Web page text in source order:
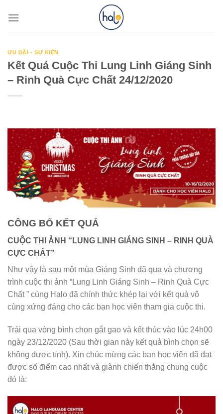
ƯU ĐÃI - SỰ KIỆN
Kết Quả Cuộc Thi Lung Linh Giáng Sinh
– Rinh Quà Cực Chất 24/12/2020
CÔNG BỐ KẾT QUẢ
CUỘC THI ẢNH “LUNG LINH GIÁNG SINH – RINH QUÀ
CỰC CHẤT”
Như vậy là sau một mùa Giáng Sinh đã qua và chương
trình cuộc thi ảnh “Lung Linh Giáng Sinh – Rinh Quà Cực
Chất ” cùng Halo đã chính thức khép lại với kết quả vô
cùng xứng đáng cho các bạn học viên tham gia cuộc thi.
Trải qua vòng bình chọn gắt gao và kết thúc vào lúc 24h00
ngày 23/12/2020 (Sau thời gian này kết quả bình chọn sẽ
không được tính). Xin chúc mừng các bạn học viên đã đạt
được số điểm cao nhất và giành chiến thắng chung cuộc
đó là: